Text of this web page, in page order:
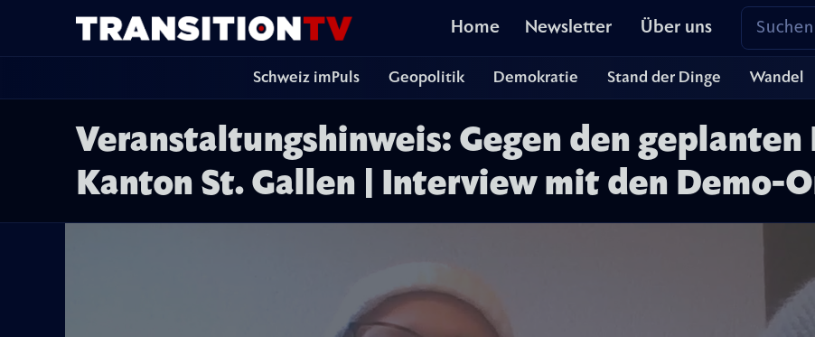
Home Newsletter Über uns
Schweiz imPuls Geopolitik Demokratie Stand der Dinge Wandel
Veranstaltungshinweis: Gegen den geplanten
Kanton St. Gallen | Interview mit den Demo-